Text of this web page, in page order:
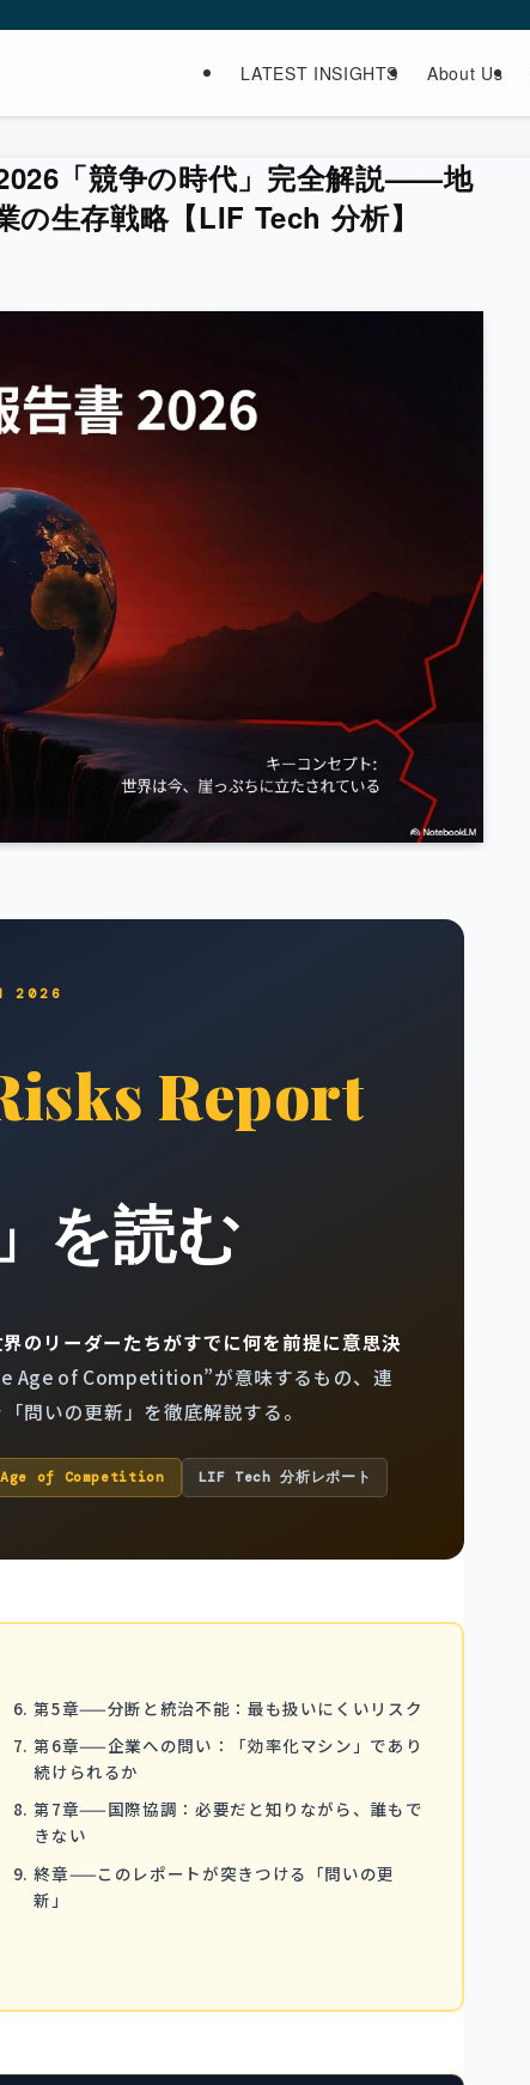
LATEST INSIGHTS About Us
「競争の時代」完全解説——地
生存戦略【LIF Tech 分析】
2026
Report
を読む
のリーダーたちがすでに何を前提に意思決
Age of Competition”が意味するもの、連
問いの更新」を徹底解説する。
of Competition LIF Tech 分析レポート
第5章——分断と統治不能：最も扱いにくいリスク
第6章——企業への問い：「効率化マシン」であり
続けられるか
第7章——国際協調：必要だと知りながら、誰もで
きない
終章——このレポートが突きつける「問いの更
新」